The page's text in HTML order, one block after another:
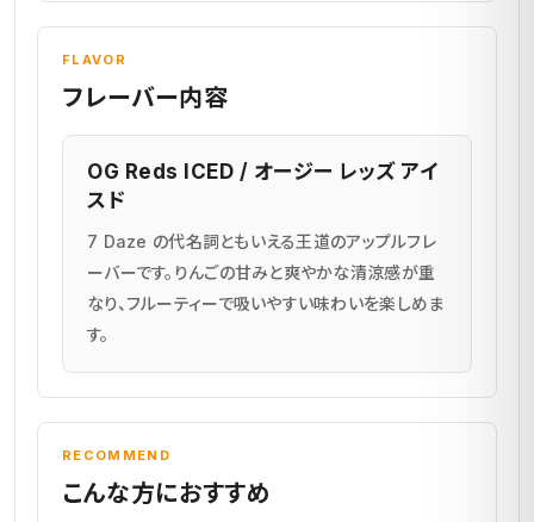
FLAVOR
フレーバー内容
OG Reds ICED / オージー レッズ アイ
スド
7 Daze の代名詞ともいえる王道のアップルフレ
ーバーです。りんごの甘みと爽やかな清涼感が重
なり、フルーティーで吸いやすい味わいを楽しめま
す。
RECOMMEND
こんな方におすすめ